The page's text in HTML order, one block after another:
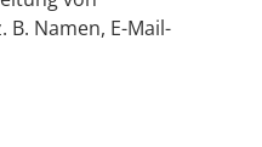
Namen, E-Mail-